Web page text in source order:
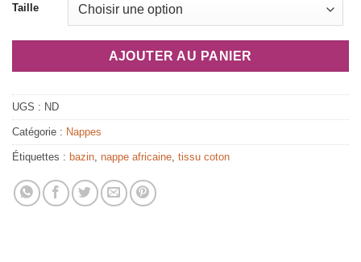
Taille
AJOUTER AU PANIER
UGS : ND
Catégorie : Nappes
Étiquettes : bazin, nappe africaine, tissu coton